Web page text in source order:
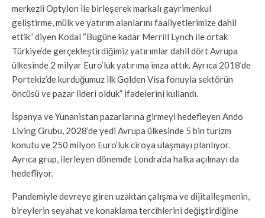
merkezli Optylon ile birleşerek markalı gayrimenkul
geliştirme, mülk ve yatırım alanlarını faaliyetlerimize dahil
ettik” diyen Kodal “Bugüne kadar Merrill Lynch ile ortak
Türkiye’de gerçekleştirdiğimiz yatırımlar dahil dört Avrupa
ülkesinde 2 milyar Euro’luk yatırıma imza attık. Ayrıca 2018’de
Portekiz’de kurduğumuz ilk Golden Visa fonuyla sektörün
öncüsü ve pazar lideri olduk” ifadelerini kullandı.
İspanya ve Yunanistan pazarlarına girmeyi hedefleyen Ando
Living Grubu, 2028’de yedi Avrupa ülkesinde 5 bin turizm
konutu ve 250 milyon Euro’luk ciroya ulaşmayı planlıyor.
Ayrıca grup, ilerleyen dönemde Londra’da halka açılmayı da
hedefliyor.
Pandemiyle devreye giren uzaktan çalışma ve dijitalleşmenin,
bireylerin seyahat ve konaklama tercihlerini değiştirdiğine